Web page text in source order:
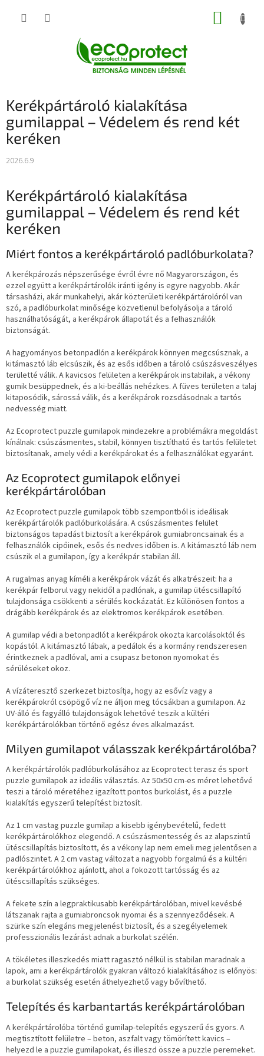
KOSÁR
Kerékpártároló kialakítása
gumilappal – Védelem és rend két
keréken
2026.6.9
Kerékpártároló kialakítása
gumilappal – Védelem és rend két
keréken
Miért fontos a kerékpártároló padlóburkolata?
A kerékpározás népszerűsége évről évre nő Magyarországon, és
ezzel együtt a kerékpártárolók iránti igény is egyre nagyobb. Akár
társasházi, akár munkahelyi, akár közterületi kerékpártárolóról van
szó, a padlóburkolat minősége közvetlenül befolyásolja a tároló
használhatóságát, a kerékpárok állapotát és a felhasználók
biztonságát.
A hagyományos betonpadlón a kerékpárok könnyen megcsúsznak, a
kitámasztó láb elcsúszik, és az esős időben a tároló csúszásveszélyes
területté válik. A kavicsos felületen a kerékpárok instabilak, a vékony
gumik besüppednek, és a ki-beállás nehézkes. A füves területen a talaj
kitaposódik, sárossá válik, és a kerékpárok rozsdásodnak a tartós
nedvesség miatt.
Az Ecoprotect puzzle gumilapok mindezekre a problémákra megoldást
kínálnak: csúszásmentes, stabil, könnyen tisztítható és tartós felületet
biztosítanak, amely védi a kerékpárokat és a felhasználókat egyaránt.
Az Ecoprotect gumilapok előnyei
kerékpártárolóban
Az Ecoprotect puzzle gumilapok több szempontból is ideálisak
kerékpártárolók padlóburkolására. A csúszásmentes felület
biztonságos tapadást biztosít a kerékpárok gumiabroncsainak és a
felhasználók cipőinek, esős és nedves időben is. A kitámasztó láb nem
csúszik el a gumilapon, így a kerékpár stabilan áll.
A rugalmas anyag kíméli a kerékpárok vázát és alkatrészeit: ha a
kerékpár felborul vagy nekidől a padlónak, a gumilap ütéscsillapító
tulajdonsága csökkenti a sérülés kockázatát. Ez különösen fontos a
drágább kerékpárok és az elektromos kerékpárok esetében.
A gumilap védi a betonpadlót a kerékpárok okozta karcolásoktól és
kopástól. A kitámasztó lábak, a pedálok és a kormány rendszeresen
érintkeznek a padlóval, ami a csupasz betonon nyomokat és
sérüléseket okoz.
A vízáteresztő szerkezet biztosítja, hogy az esővíz vagy a
kerékpárokról csöpögő víz ne álljon meg tócsákban a gumilapon. Az
UV-álló és fagyálló tulajdonságok lehetővé teszik a kültéri
kerékpártárolókban történő egész éves alkalmazást.
Milyen gumilapot válasszak kerékpártárolóba?
A kerékpártárolók padlóburkolásához az Ecoprotect terasz és sport
puzzle gumilapok az ideális választás. Az 50x50 cm-es méret lehetővé
teszi a tároló méretéhez igazított pontos burkolást, és a puzzle
kialakítás egyszerű telepítést biztosít.
Az 1 cm vastag puzzle gumilap a kisebb igénybevételű, fedett
kerékpártárolókhoz elegendő. A csúszásmentesség és az alapszintű
ütéscsillapítás biztosított, és a vékony lap nem emeli meg jelentősen a
padlószintet. A 2 cm vastag változat a nagyobb forgalmú és a kültéri
kerékpártárolókhoz ajánlott, ahol a fokozott tartósság és az
ütéscsillapítás szükséges.
A fekete szín a legpraktikusabb kerékpártárolóban, mivel kevésbé
látszanak rajta a gumiabroncsok nyomai és a szennyeződések. A
szürke szín elegáns megjelenést biztosít, és a szegélyelemek
professzionális lezárást adnak a burkolat szélén.
A tökéletes illeszkedés miatt ragasztó nélkül is stabilan maradnak a
lapok, ami a kerékpártárolók gyakran változó kialakításához is előnyös:
a burkolat szükség esetén áthelyezhető vagy bővíthető.
Telepítés és karbantartás kerékpártárolóban
A kerékpártárolóba történő gumilap-telepítés egyszerű és gyors. A
megtisztított felületre – beton, aszfalt vagy tömörített kavics –
helyezd le a puzzle gumilapokat, és illeszd össze a puzzle peremeket.